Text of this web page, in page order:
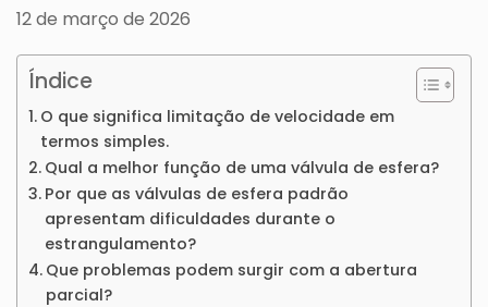
12 de março de 2026
Índice
O que significa limitação de velocidade em
termos simples.
Qual a melhor função de uma válvula de esfera?
Por que as válvulas de esfera padrão
apresentam dificuldades durante o
estrangulamento?
Que problemas podem surgir com a abertura
parcial?